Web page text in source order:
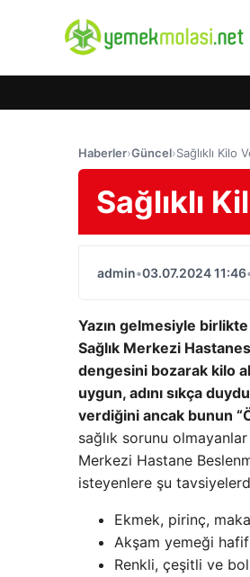
Haberler›Güncel›Sağlıklı Kilo
Sağlıklı
admin•03.07.2024 11:46
Yazın gelmesiyle birlikte
Sağlık Merkezi
dengesini bozarak kilo
uygun, adını sıkça
verdiğini ancak bunun
sağlık sorunu
Merkezi Hastane
isteyenlere şu
Ekmek, pirinç,
Akşam yemeği hafif
Renkli, çeşitli ve